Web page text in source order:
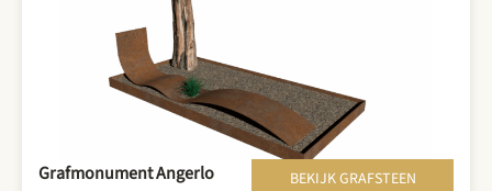
Grafmonument Angerlo BEKIJK GRAFSTEEN